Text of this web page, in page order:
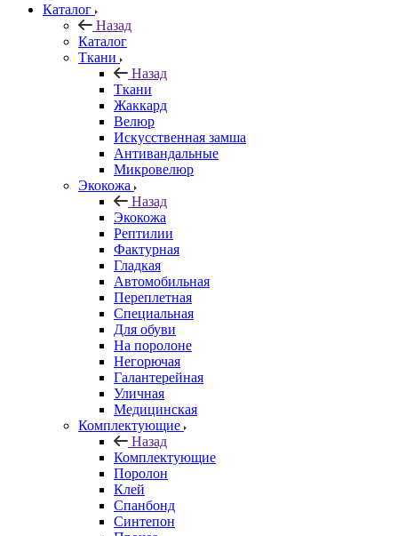
Каталог
Назад
Каталог
Ткани
Назад
Ткани
Жаккард
Велюр
Искусственная замша
Антивандальные
Микровелюр
Экокожа
Назад
Экокожа
Рептилии
Фактурная
Гладкая
Автомобильная
Переплетная
Специальная
Для обуви
На поролоне
Негорючая
Галантерейная
Уличная
Медицинская
Комплектующие
Назад
Комплектующие
Поролон
Клей
Спанбонд
Синтепон